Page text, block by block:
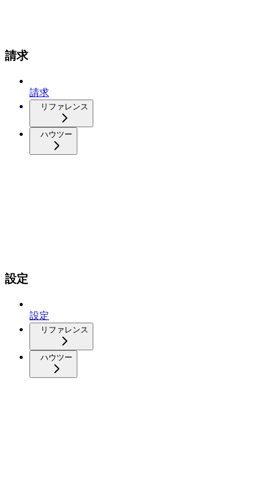
請求
請求
リファレンス
ハウツー
設定
設定
リファレンス
ハウツー